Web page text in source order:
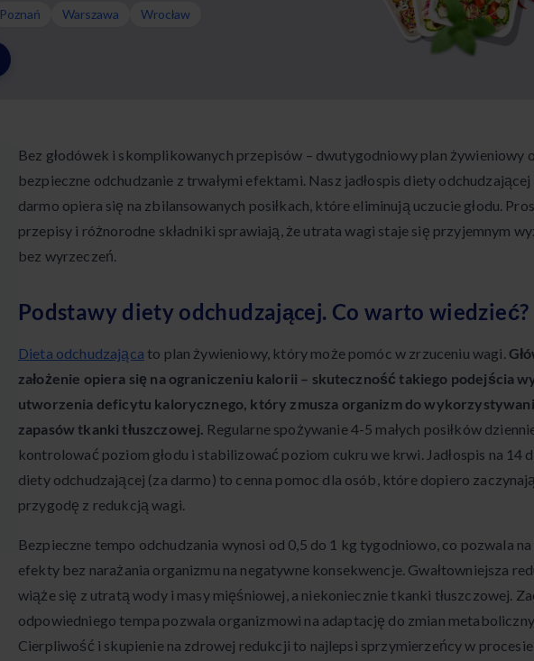
Poznań Warszawa Wrocław
Bez głodówek i skomplikowanych przepisów – dwutygodniowy plan żywieniowy
bezpieczne odchudzanie z trwałymi efektami. Nasz jadłospis diety odchudzającej
darmo opiera się na zbilansowanych posiłkach, które eliminują uczucie głodu.
przepisy i różnorodne składniki sprawiają, że utrata wagi staje się przyjemnym
bez wyrzeczeń.
Podstawy diety odchudzającej. Co warto wiedzieć?
Dieta odchudzająca to plan żywieniowy, który może pomóc w zrzuceniu wagi.
założenie opiera się na ograniczeniu kalorii – skuteczność takiego podejścia
utworzenia deficytu kalorycznego, który zmusza organizm do
zapasów tkanki tłuszczowej. Regularne spożywanie 4-5 małych posiłków
kontrolować poziom głodu i stabilizować poziom cukru we krwi. Jadłospis na 14
diety odchudzającej (za darmo) to cenna pomoc dla osób, które dopiero zaczynają
przygodę z redukcją wagi.
Bezpieczne tempo odchudzania wynosi od 0,5 do 1 kg tygodniowo, co pozwala na
efekty bez narażania organizmu na negatywne konsekwencje. Gwałtowniejsza
wiąże się z utratą wody i masy mięśniowej, a niekoniecznie tkanki tłuszczowej.
odpowiedniego tempa pozwala organizmowi na adaptację do zmian
Cierpliwość i skupienie na zdrowej redukcji to najlepsi sprzymierzeńcy w procesie